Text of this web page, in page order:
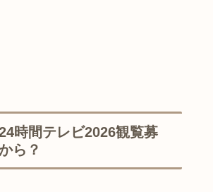
時間テレビ2026観覧募
ら？